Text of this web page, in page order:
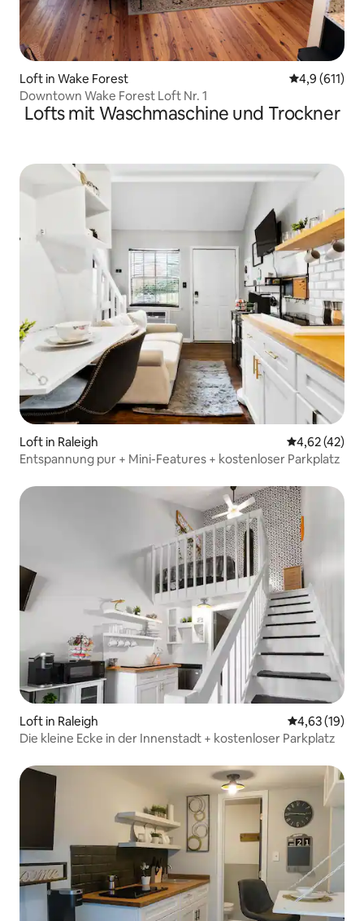
Loft in Wake Forest
4,9 (611)
Downtown Wake Forest Loft Nr. 1
Lofts mit Waschmaschine und Trockner
Loft in Raleigh
4,62 (42)
Entspannung pur + Mini-Features + kostenloser Parkplatz
Loft in Raleigh
4,63 (19)
Die kleine Ecke in der Innenstadt + kostenloser Parkplatz